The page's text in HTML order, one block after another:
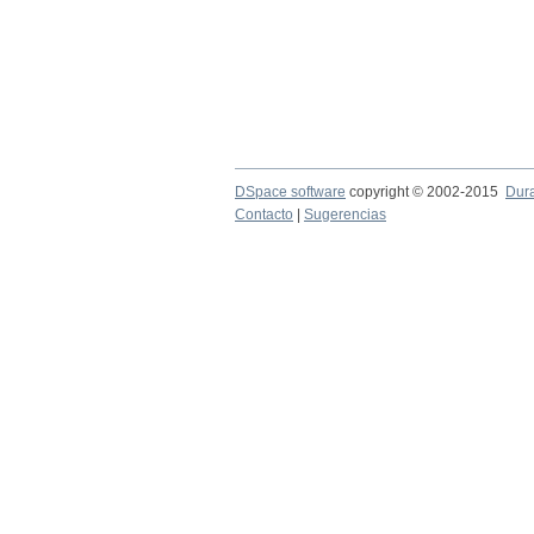
DSpace software copyright © 2002-2015
Contacto
Sugerencias